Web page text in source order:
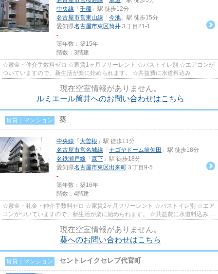
中央線 「 千種 」駅 徒歩12分
名古屋市営東山線 「 今池 」駅 徒歩15分
愛知県名古屋市東区筒井 ３丁目21-1
-
築年数：築15年
階数：3階建
☆敷金・仲介手数料ゼロ ☆家賃1ヶ月フリーレント ☆バストイレ別 ☆エアコンが
ついていますので、新生活が楽に始められます。 ☆共益費に水道料込み
現在空室情報がありません。
ルミエール筒井へのお問い合わせはこちら
賃貸｜マンション 葵
中央線 「 大曽根 」駅 徒歩11分
名古屋市営名城線 「 ナゴヤドーム前矢田 」駅 徒歩18分
名鉄瀬戸線 「 森下 」駅 徒歩18分
愛知県名古屋市東区出来町 ３丁目9-5
-
築年数：築16年
階数：4階建
☆敷金・礼金・仲介手数料ゼロ ☆家賃2ヶ月フリーレント ☆バストイレ別 ☆エア
コンがついていますので、新生活が楽に始められます。 ☆共益費に水道料込み ☆
現在空室情報がありません。
葵へのお問い合わせはこちら
賃貸｜マンション セントレイクセレブ代官町